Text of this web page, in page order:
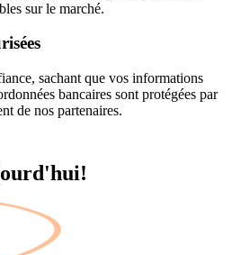
sur le marché.
sachant que vos informations
bancaires sont protégées par
de nos partenaires.